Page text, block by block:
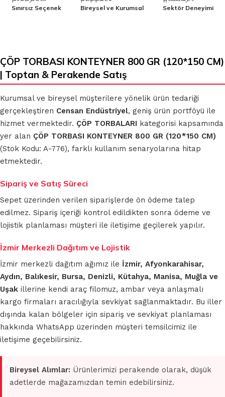
Sınırsız Seçenek Bireysel ve Kurumsal Sektör Deneyimi
ÇÖP TORBASI KONTEYNER 800 GR (120*150 CM)
| Toptan & Perakende Satış
Kurumsal ve bireysel müşterilere yönelik ürün tedariği
gerçekleştiren Censan Endüstriyel, geniş ürün portföyü ile
hizmet vermektedir. ÇÖP TORBALARI kategorisi kapsamında
yer alan ÇÖP TORBASI KONTEYNER 800 GR (120*150 CM)
(Stok Kodu: A-776), farklı kullanım senaryolarına hitap
etmektedir.
Sipariş ve Satış Süreci
Sepet üzerinden verilen siparişlerde ön ödeme talep
edilmez. Sipariş içeriği kontrol edildikten sonra ödeme ve
lojistik planlaması müşteri ile iletişime geçilerek yapılır.
İzmir Merkezli Dağıtım ve Lojistik
İzmir merkezli dağıtım ağımız ile İzmir, Afyonkarahisar,
Aydın, Balıkesir, Bursa, Denizli, Kütahya, Manisa, Muğla ve
Uşak illerine kendi araç filomuz, ambar veya anlaşmalı
kargo firmaları aracılığıyla sevkiyat sağlanmaktadır. Bu iller
dışında kalan bölgeler için sipariş ve sevkiyat planlaması
hakkında WhatsApp üzerinden müşteri temsilcimiz ile
iletişime geçebilirsiniz.
Bireysel Alımlar: Ürünlerimizi perakende olarak, düşük
adetlerde mağazamızdan temin edebilirsiniz.